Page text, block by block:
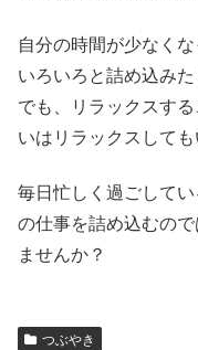
自分の時間が少なく
いろいろと詰め込みた
でも、リラックスす
いはリラックスしても
毎日忙しく過ごして
の仕事を詰め込むの
ませんか？
つぶやき